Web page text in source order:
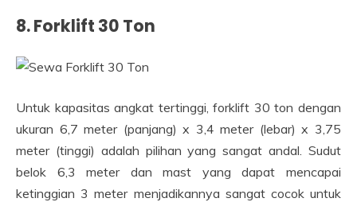
8. Forklift 30 Ton
Untuk kapasitas angkat tertinggi, forklift 30 ton dengan
ukuran 6,7 meter (panjang) x 3,4 meter (lebar) x 3,75
meter (tinggi) adalah pilihan yang sangat andal. Sudut
belok 6,3 meter dan mast yang dapat mencapai
ketinggian 3 meter menjadikannya sangat cocok untuk